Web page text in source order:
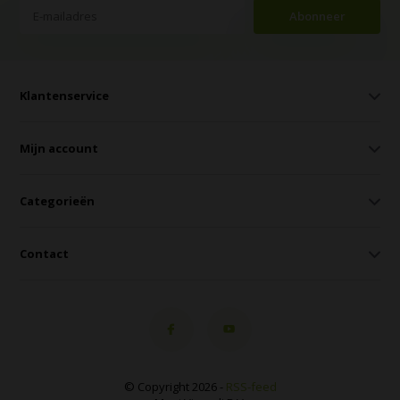
Abonneer
Klantenservice
Mijn account
Categorieën
Contact
© Copyright 2026 - RSS-feed